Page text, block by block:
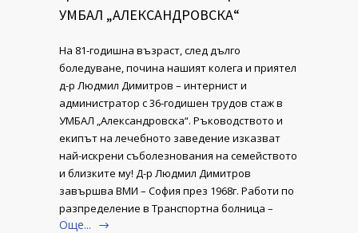
УМБАЛ „АЛЕКСАНДРОВСКА“
На 81-годишна възраст, след дълго
боледуване, почина нашият колега и приятел
д-р Людмил Димитров – интернист и
администратор с 36-годишен трудов стаж в
УМБАЛ „Александровска“. Ръководството и
екипът на лечебното заведение изказват
най-искрени съболезнования на семейството
и близките му! Д-р Людмил Димитров
завършва ВМИ – София през 1968г. Работи по
разпределение в Транспортна болница –
Още...